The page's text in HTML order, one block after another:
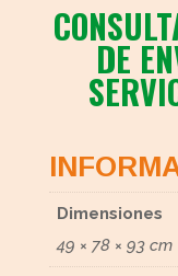
DE
Dimensiones
49 × 78 × 93 cm